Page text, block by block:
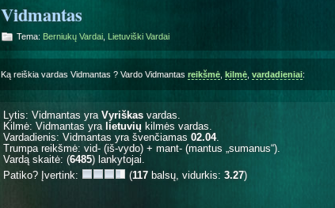
Vidmantas
Tema: Berniukų Vardai Lietuviški Vardai
Ką reiškia vardas Vidmantas ? Vardo Vidmantas reikšmė kilmė vardadieniai:
Lytis: Vidmantas yra Vyriškas vardas.
Kilmė: Vidmantas yra lietuvių kilmės vardas.
Vardadienis: Vidmantas yra švenčiamas 02.04.
Trumpa reikšmė: vid- (iš-vydo) + mant- (mantus „sumanus“).
Vardą skaitė: (6485) lankytojai.
Patiko? Įvertink:
(117 balsų, vidurkis: 3.27)